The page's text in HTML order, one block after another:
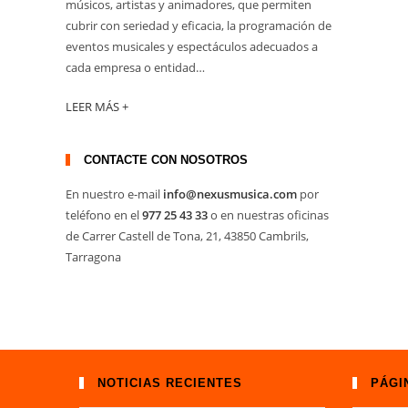
músicos, artistas y animadores, que permiten
cubrir con seriedad y eficacia, la programación de
eventos musicales y espectáculos adecuados a
cada empresa o entidad…
LEER MÁS +
CONTACTE CON NOSOTROS
En nuestro e-mail info@nexusmusica.com por
teléfono en el977 25 43 33o en nuestras oficinas
de Carrer Castell de Tona, 21, 43850 Cambrils,
Tarragona
NOTICIAS RECIENTES